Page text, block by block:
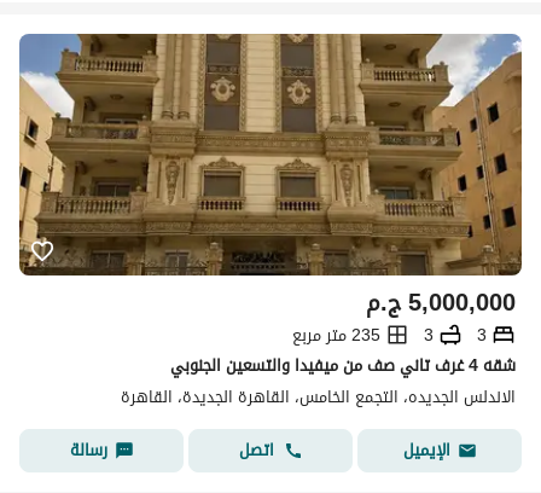
ج.م5,000,000
3
3
235 متر مربع
شقه 4 غرف تاني صف من ميفيدا والتسعين الجنوبي
الاندلس الجديده، التجمع الخامس، القاهرة الجديدة، القاهرة
الإيميل
اتصل رسالة